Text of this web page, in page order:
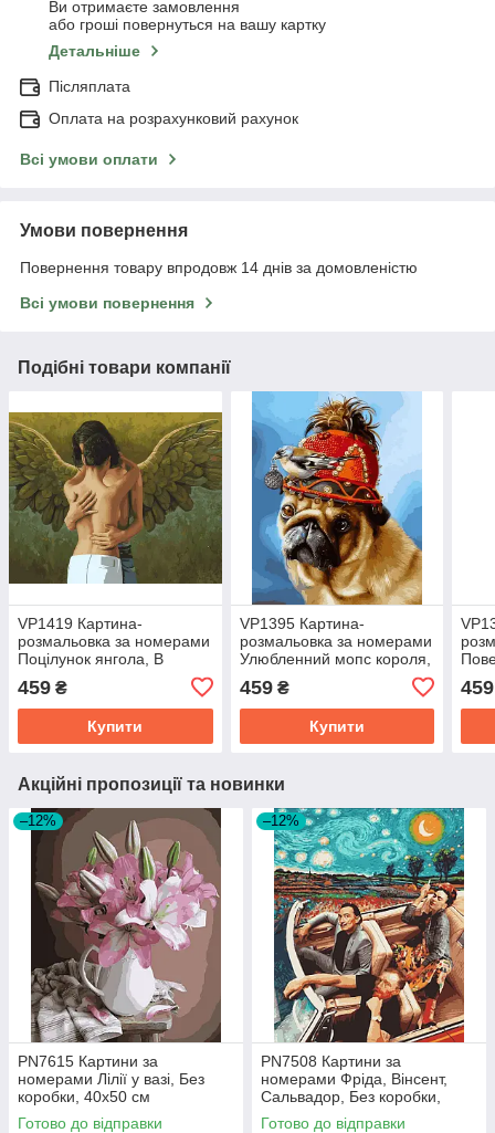
Ви отримаєте замовлення
або гроші повернуться на вашу картку
Детальніше
Післяплата
Оплата на розрахунковий рахунок
Всі умови оплати
Умови повернення
Повернення товару впродовж 14 днів за домовленістю
Всі умови повернення
Подібні товари компанії
VP1419 Картина-
розмальовка за номерами
Поцілунок янгола, В
459 ₴
Купити
VP1395 Картина-
розмальовка за номерами
Улюбленний мопс короля,
459₴
Купити
459
Акційні пропозиції та новинки
–12%
PN7615 Картини за
номерами Лілії у вазі, Без
коробки, 40х50 см
Готово до відправки
–12%
PN7508 Картини за
номерами Фріда, Вінсент,
Сальвадор, Без коробки,
40х50 см
Готово до відправки